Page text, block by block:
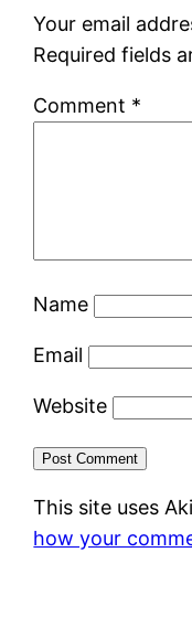
Your email
Required fields
Comment *
Name
Email
Website
This site uses
how your